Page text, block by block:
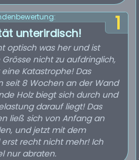
1
unterirdisch!
optisch was her und ist
nicht zu aufdringlich,
Katastrophe! Das
seit 8 Wochen an der Wand
Holz biegt sich durch und
darauf liegt! Das
ließ sich von Anfang an
und jetzt mit dem
recht nicht mehr! Ich
nur abraten.